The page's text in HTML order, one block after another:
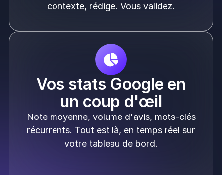
contexte, rédige. Vous validez.
Vos stats Google en
un coup d'œil
Note moyenne, volume d'avis, mots-clés
récurrents. Tout est là, en temps réel sur
votre tableau de bord.